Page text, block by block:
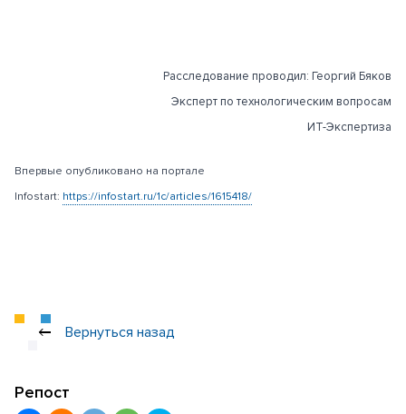
Расследование проводил: Георгий Бяков
Эксперт по технологическим вопросам
ИТ-Экспертиза
Впервые опубликовано на портале
Infostart: https://infostart.ru/1c/articles/1615418/
Вернуться назад
Репост